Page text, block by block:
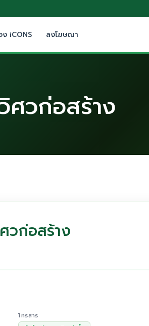
ง iCONS ลงโฆษณา
ศวก่อสร้าง
วก่อสร้าง
โทรสาร